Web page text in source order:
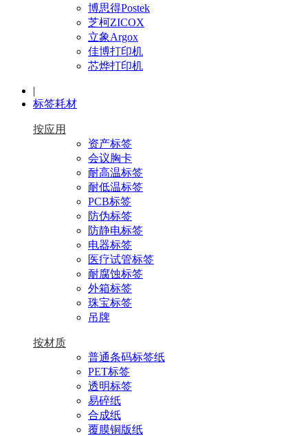
博思得Postek
芝柯ZICOX
立象Argox
佳博打印机
芯烨打印机
|
标签耗材
按应用
资产标签
会议胸卡
耐高温标签
耐低温标签
PCB标签
防伪标签
防静电标签
电器标签
医疗试管标签
耐腐蚀标签
外箱标签
珠宝标签
吊牌
按材质
普通条码标签纸
PET标签
透明标签
易碎纸
合成纸
覆膜铜版纸